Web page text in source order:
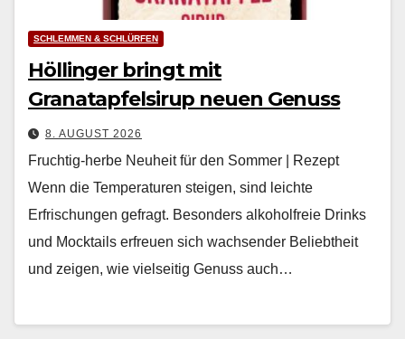
SCHLEMMEN & SCHLÜRFEN
Höllinger bringt mit
Granatapfelsirup neuen Genuss
8. AUGUST 2026
Fruchtig-herbe Neuheit für den Sommer | Rezept
Wenn die Tem­per­a­turen steigen, sind leichte
Erfrischun­gen gefragt. Beson­ders alko­hol­freie Drinks
und Mock­tails erfreuen sich wach­sender Beliebtheit
und zeigen, wie viel­seit­ig Genuss auch…